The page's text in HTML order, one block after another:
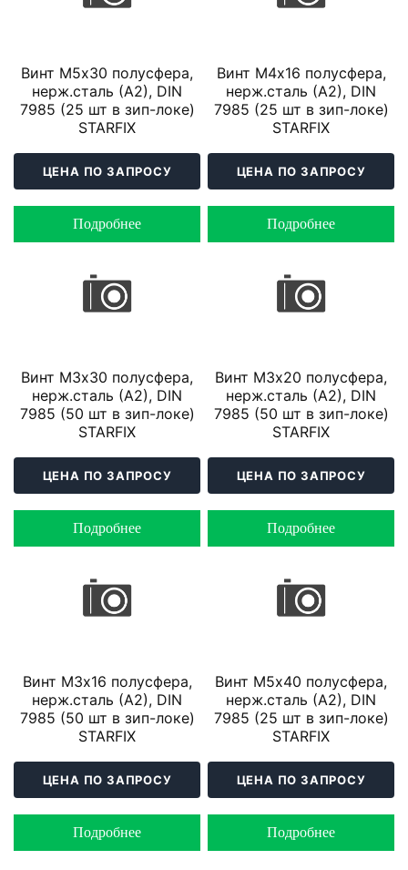
Винт М5х30 полусфера,
нерж.сталь (А2), DIN
7985 (25 шт в зип-локе)
STARFIX
ЦЕНА ПО ЗАПРОСУ
Подробнее
Винт М4х16 полусфера,
нерж.сталь (А2), DIN
7985 (25 шт в зип-локе)
STARFIX
ЦЕНА ПО ЗАПРОСУ
Подробнее
Винт М3х30 полусфера,
нерж.сталь (А2), DIN
7985 (50 шт в зип-локе)
STARFIX
ЦЕНА ПО ЗАПРОСУ
Подробнее
Винт М3х20 полусфера,
нерж.сталь (А2), DIN
7985 (50 шт в зип-локе)
STARFIX
ЦЕНА ПО ЗАПРОСУ
Подробнее
Винт М3х16 полусфера,
нерж.сталь (А2), DIN
7985 (50 шт в зип-локе)
STARFIX
ЦЕНА ПО ЗАПРОСУ
Подробнее
Винт М5х40 полусфера,
нерж.сталь (А2), DIN
7985 (25 шт в зип-локе)
STARFIX
ЦЕНА ПО ЗАПРОСУ
Подробнее